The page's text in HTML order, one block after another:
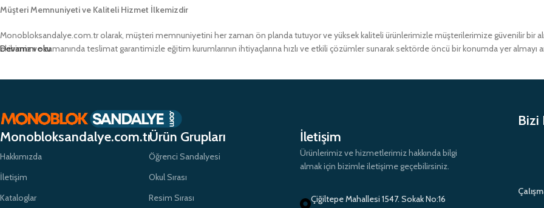
Müşteri Memnuniyeti ve Kaliteli Hizmet İlkemizdir
Monobloksandalye.com.tr olarak, müşteri memnuniyetini her zaman ön planda tutuyor ve yüksek kaliteli ürünlerimizle müşterilerimize güvenilir bir
ekibimiz ve zamanında teslimat garantimizle eğitim kurumlarının ihtiyaçlarına hızlı ve etkili çözümler sunarak sektörde öncü bir konumda yer almayı
Devamını oku
Monobloksandalye.com.tr
Hakkımızda
İletişim
Kataloglar
Ürün Grupları
Öğrenci Sandalyesi
Okul Sırası
Resim Sırası
İletişim
Çiğiltepe Mahallesi 1547. Sokak No:16
Ürünlerimiz ve hizmetlerimiz hakkında bilgi
almak için bizimle iletişime geçebilirsiniz.
Bizi